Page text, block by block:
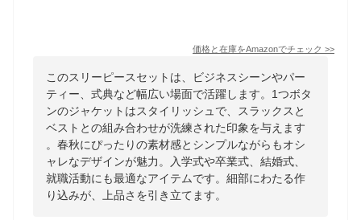
価格と在庫をAmazonでチェック >>
このスリーピースセットは、ビジネスシーンやパー
ティー、式典など幅広い場面で活躍します。1つボタ
ンのジャケットはスタイリッシュで、スラックスと
ベストとの組み合わせが洗練された印象を与えます
。春秋にぴったりの素材感とシンプルながらもオシ
ャレなデザインが魅力。入学式や卒業式、結婚式、
就職活動にも最適なアイテムです。細部にわたる作
り込みが、上品さを引き立てます。